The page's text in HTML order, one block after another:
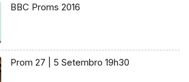
BBC Proms 2016
Prom 27 | 5 Setembro 19h30